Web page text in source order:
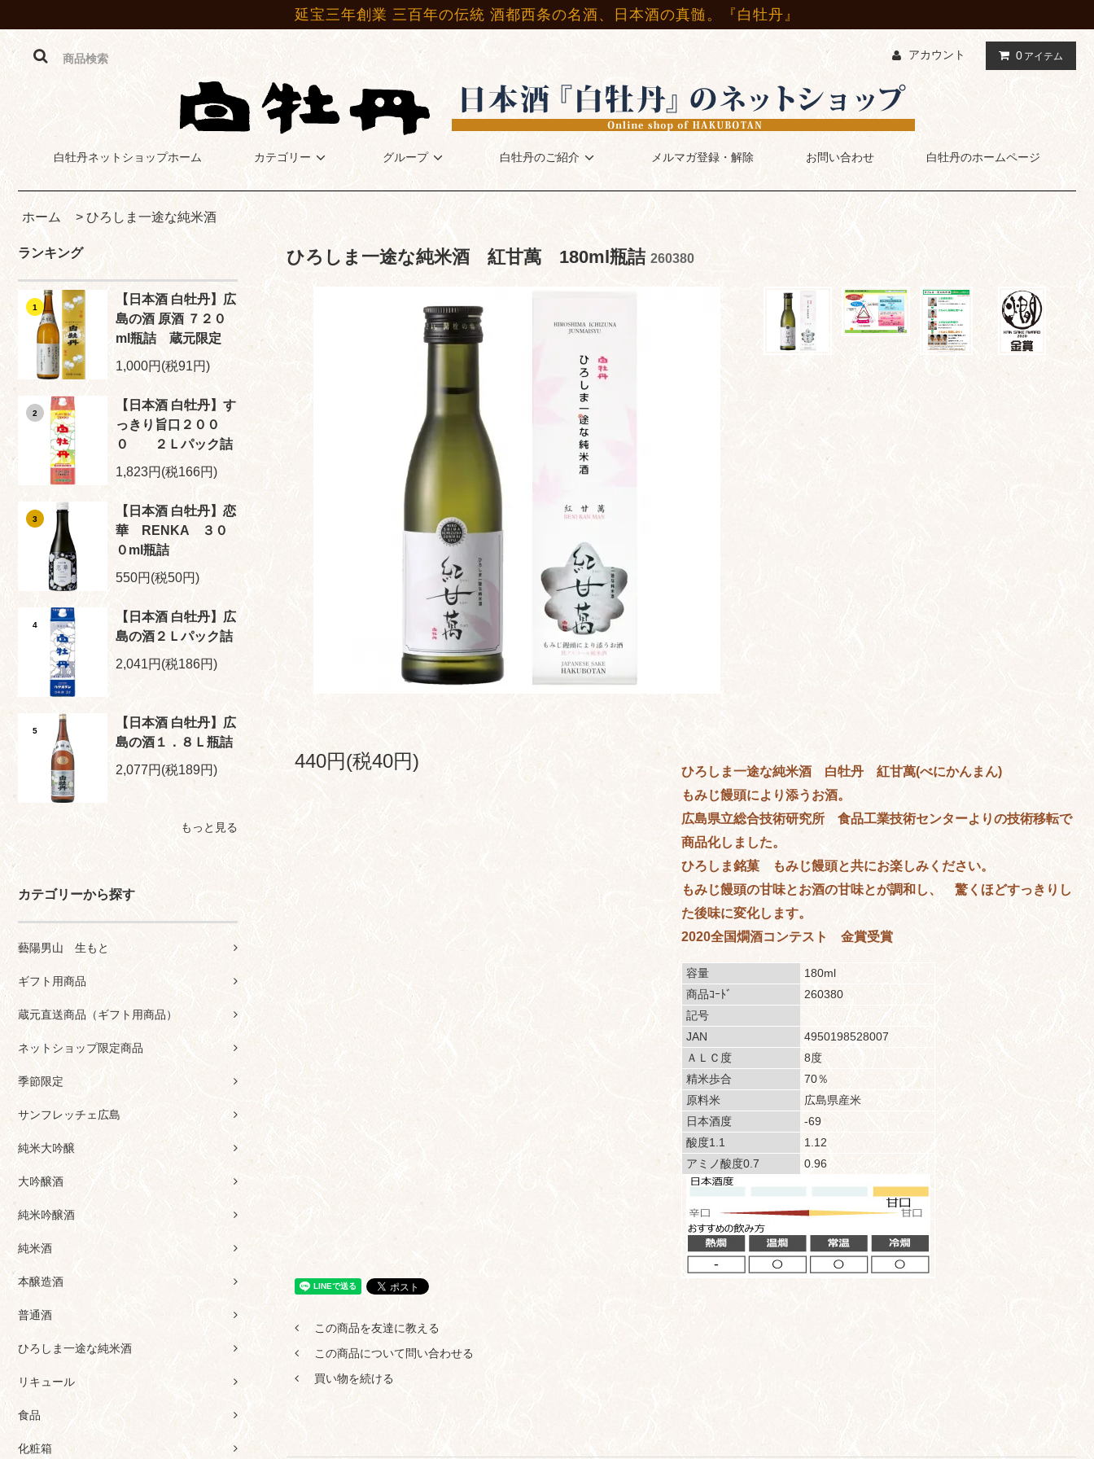
延宝三年創業 三百年の伝統 酒都西条の名酒、日本酒の真髄。『白牡丹』
アカウント 0 アイテム
白牡丹ネットショップホーム カテゴリー グループ 白牡丹のご紹介 メルマガ登録・解除 お問い合わせ 白牡丹のホームページ
ホーム > ひろしま一途な純米酒
ランキング
1
【日本酒 白牡丹】広
島の酒 原酒 ７２０
ml瓶詰 蔵元限定
1,000円(税91円)
2
【日本酒 白牡丹】す
っきり旨口２００
０ ２Ｌパック詰
1,823円(税166円)
3
【日本酒 白牡丹】恋
華 RENKA ３０
０ml瓶詰
550円(税50円)
4
【日本酒 白牡丹】広
島の酒２Ｌパック詰
2,041円(税186円)
5
【日本酒 白牡丹】広
島の酒１．８Ｌ瓶詰
2,077円(税189円)
もっと見る
カテゴリーから探す
藝陽男山 生もと
ギフト用商品
蔵元直送商品（ギフト用商品）
ネットショップ限定商品
季節限定
サンフレッチェ広島
純米大吟醸
大吟醸酒
純米吟醸酒
純米酒
本醸造酒
普通酒
ひろしま一途な純米酒
リキュール
食品
化粧箱
ひろしま一途な純米酒 紅甘萬 180ml瓶詰 260380
440円(税40円)
ひろしま一途な純米酒 白牡丹 紅甘萬(べにかんまん)
もみじ饅頭により添うお酒。
広島県立総合技術研究所 食品工業技術センターよりの技術移転で
商品化しました。
ひろしま銘菓 もみじ饅頭と共にお楽しみください。
もみじ饅頭の甘味とお酒の甘味とが調和し、 驚くほどすっきりし
た後味に変化します。
2020全国燗酒コンテスト 金賞受賞
容量
180ml
商品ｺｰﾄﾞ
260380
記号
JAN
4950198528007
ＡＬＣ度
8度
精米歩合
70％
原料米
広島県産米
日本酒度
-69
酸度1.1
1.12
アミノ酸度0.7
0.96
この商品を友達に教える
この商品について問い合わせる
買い物を続ける